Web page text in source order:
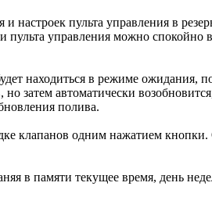
настроек пульта управления в
управления можно спокойно
находиться в режиме ожидания,
затем автоматически
полива.
клапанов одним нажатием
в памяти текущее время, день